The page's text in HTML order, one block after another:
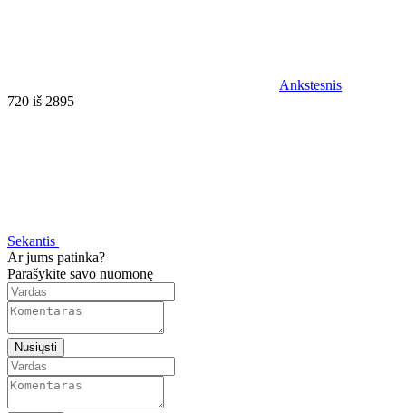
Ankstesnis
720 iš 2895
Sekantis
Ar jums patinka?
Parašykite savo nuomonę
Nusiųsti